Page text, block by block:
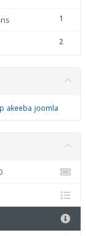
1
2
akeeba joomla